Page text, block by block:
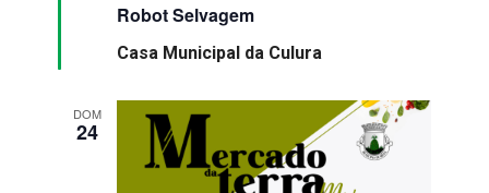
Robot Selvagem
Casa Municipal da Culura
DOM
24